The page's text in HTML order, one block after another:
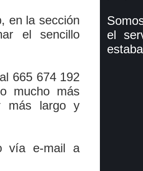
en la sección
el sencillo
665 674 192
mucho más
más largo y
ví­a e-mail a
el